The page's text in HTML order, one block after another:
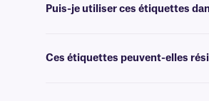
Puis-je utiliser ces étiquettes
Ces étiquettes peuvent-elles